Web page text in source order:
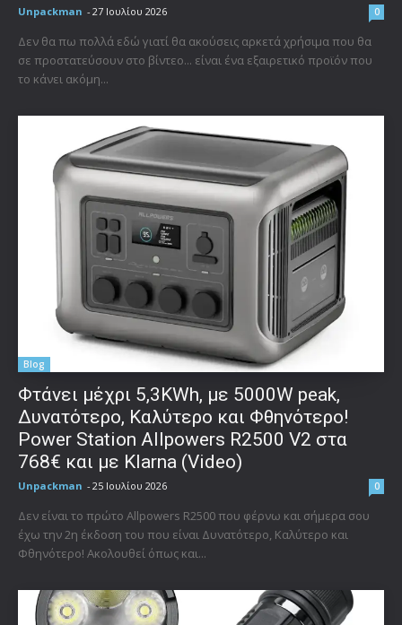
Unpackman - 27 Ιουλίου 2026 0
Δεν θα πω πολλά εδώ γιατί θα ακούσεις αρκετά χρήσιμα που θα
σε προστατεύσουν στο βίντεο... είναι ένα εξαιρετικό προϊόν που
το κάνει ακόμη...
Blog
Φτάνει μέχρι 5,3KWh, με 5000W peak,
Δυνατότερο, Καλύτερο και Φθηνότερο!
Power Station Allpowers R2500 V2 στα
768€ και με Klarna (Video)
Unpackman - 25 Ιουλίου 2026 0
Δεν είναι το πρώτο Allpowers R2500 που φέρνω και σήμερα σου
έχω την 2η έκδοση του που είναι Δυνατότερο, Καλύτερο και
Φθηνότερο! Ακολουθεί όπως και...